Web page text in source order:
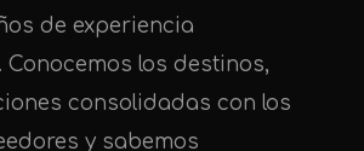
de experiencia
los destinos,
consolidadas con los
y sabemos